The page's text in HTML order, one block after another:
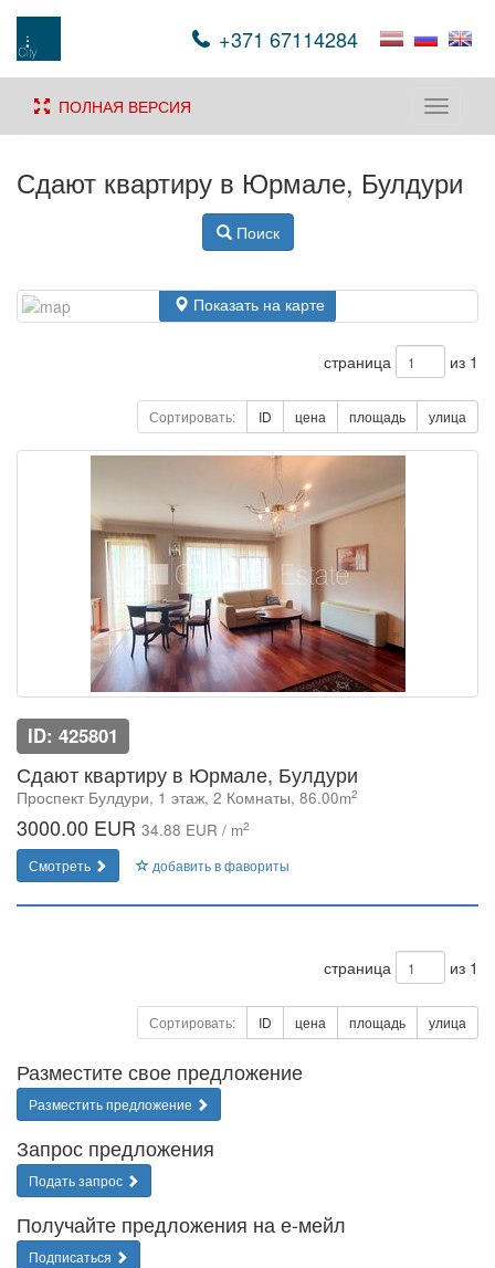
+371 67114284
Toggle
ПОЛНАЯ ВЕРСИЯ
Сдают квартиру в Юрмале, Булдури
Поиск
Показать на карте
страница из 1
Сортировать: ID цена площадь улица
ID: 425801
Сдают квартиру в Юрмале, Булдури
Проспект Булдури, 1 этаж, 2 Комнаты, 86.00m2
3000.00 EUR 34.88 EUR / m2
Смотреть добавить в фавориты
страница из 1
Сортировать: ID цена площадь улица
Разместите свое предложение
Разместить предложение
Запрос предложения
Подать запрос
Получайте предложения на е-мейл
Подписаться